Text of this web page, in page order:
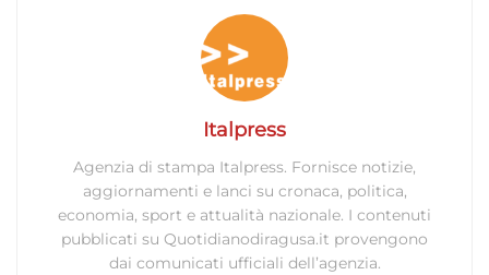
Italpress
Agenzia di stampa Italpress. Fornisce notizie,
aggiornamenti e lanci su cronaca, politica,
economia, sport e attualità nazionale. I contenuti
pubblicati su Quotidianodiragusa.it provengono
dai comunicati ufficiali dell’agenzia.